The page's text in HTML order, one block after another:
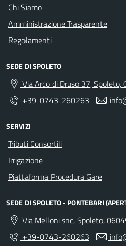
Chi Siamo
Amministrazione Trasparente
Regolamenti
SEDE DI SPOLETO
Via Arco di Druso 37,
+39-0743-260263
SERVIZI
Tributi Consortili
Irrigazione
Piattaforma Procedura Gare
SEDE DI SPOLETO - PONTEBARI
Via Melloni snc, Spoleto,
+39-0743-260263